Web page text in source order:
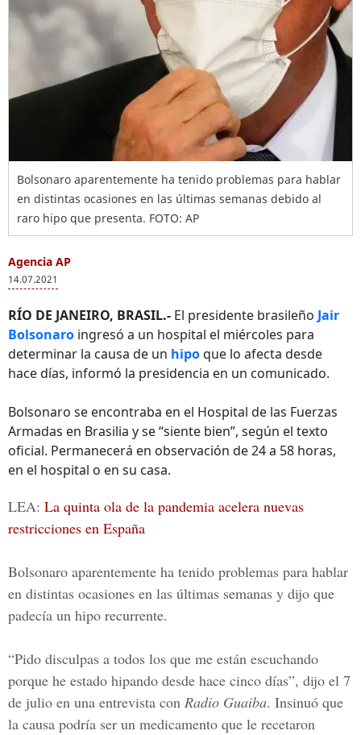
Bolsonaro aparentemente ha tenido problemas para hablar
en distintas ocasiones en las últimas semanas debido al
raro hipo que presenta. FOTO: AP
Agencia AP
14.07.2021
RÍO DE JANEIRO, BRASIL.- El presidente brasileño Jair
Bolsonaro ingresó a un hospital el miércoles para
determinar la causa de un hipoque lo afecta desde
hace días, informó la presidencia en un comunicado.
Bolsonaro se encontraba en el Hospital de las Fuerzas
Armadas en Brasilia y se “siente bien”, según el texto
oficial. Permanecerá en observación de 24 a 58 horas,
en el hospital o en su casa.
LEA: La quinta ola de la pandemia acelera nuevas
restricciones en España
Bolsonaro aparentemente ha tenido problemas para hablar
en distintas ocasiones en las últimas semanas y dijo que
padecía un hipo recurrente.
“Pido disculpas a todos los que me están escuchando
porque he estado hipando desde hace cinco días”, dijo el 7
de julio en una entrevista con Radio Guaiba. Insinuó que
la causa podría ser un medicamento que le recetaron